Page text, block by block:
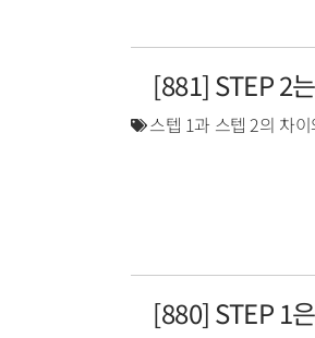
[881] STEP 2
스텝 1과 스텝 2의 차
[880] STEP 1